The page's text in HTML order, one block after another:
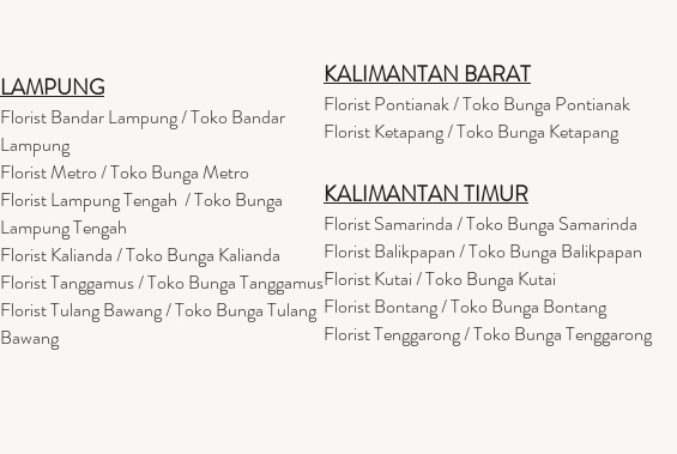
LAMPUNG
Florist Bandar Lampung / Toko Bandar
Lampung
Florist Metro / Toko Bunga Metro
Florist Lampung Tengah / Toko Bunga
Lampung Tengah
Florist Kalianda / Toko Bunga Kalianda
Florist Tanggamus / Toko Bunga Tanggamus
Florist Tulang Bawang / Toko Bunga Tulang
Bawang
KALIMANTAN BARAT
Florist Pontianak / Toko Bunga Pontianak
Florist Ketapang / Toko Bunga Ketapang
KALIMANTAN TIMUR
Florist Samarinda / Toko Bunga Samarinda
Florist Balikpapan / Toko Bunga Balikpapan
Florist Kutai / Toko Bunga Kutai
Florist Bontang / Toko Bunga Bontang
Florist Tenggarong / Toko Bunga Tenggarong